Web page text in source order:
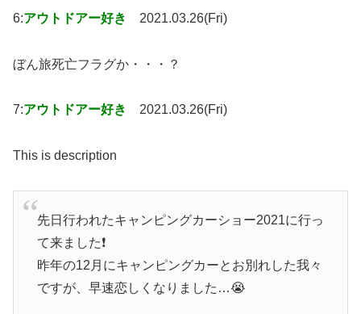
6:アウトドアー好き 2021.03.26(Fri)
ぼん旅死亡フラグか・・・？
7:アウトドアー好き 2021.03.26(Fri)
This is description
先日行われたキャンピングカーショー2021に行っ
て来ました❗️
昨年の12月にキャンピングカーとお別れした我々
ですが、早速恋しくなりました…😭